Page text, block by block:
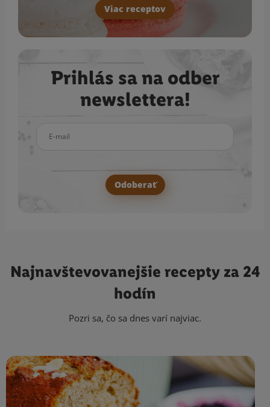
Viac receptov
Prihlás sa na odber
newslettera!
Odoberať
Najnavštevovanejšie recepty za 24
hodín
Pozri sa, čo sa dnes varí najviac.